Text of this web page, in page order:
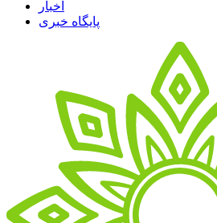
اخبار
پایگاه خبری